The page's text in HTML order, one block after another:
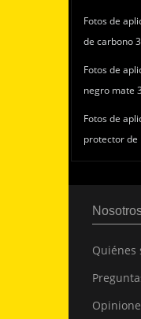
Fotos de
de carbono
Fotos de
negro mate
Fotos de
protector de
Quiénes